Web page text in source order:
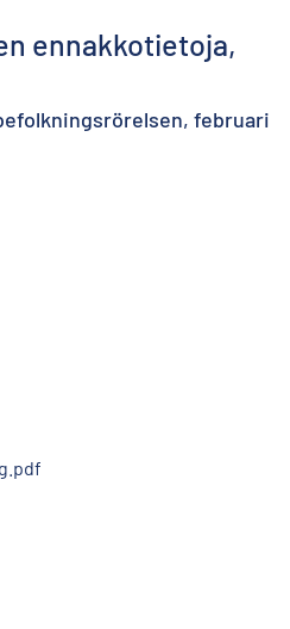
ennakkotietoja,
februari